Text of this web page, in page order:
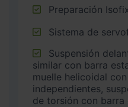
Preparación
Sistema de
similar con barra
muelle helicoidal
independientes,
de torsión con barra